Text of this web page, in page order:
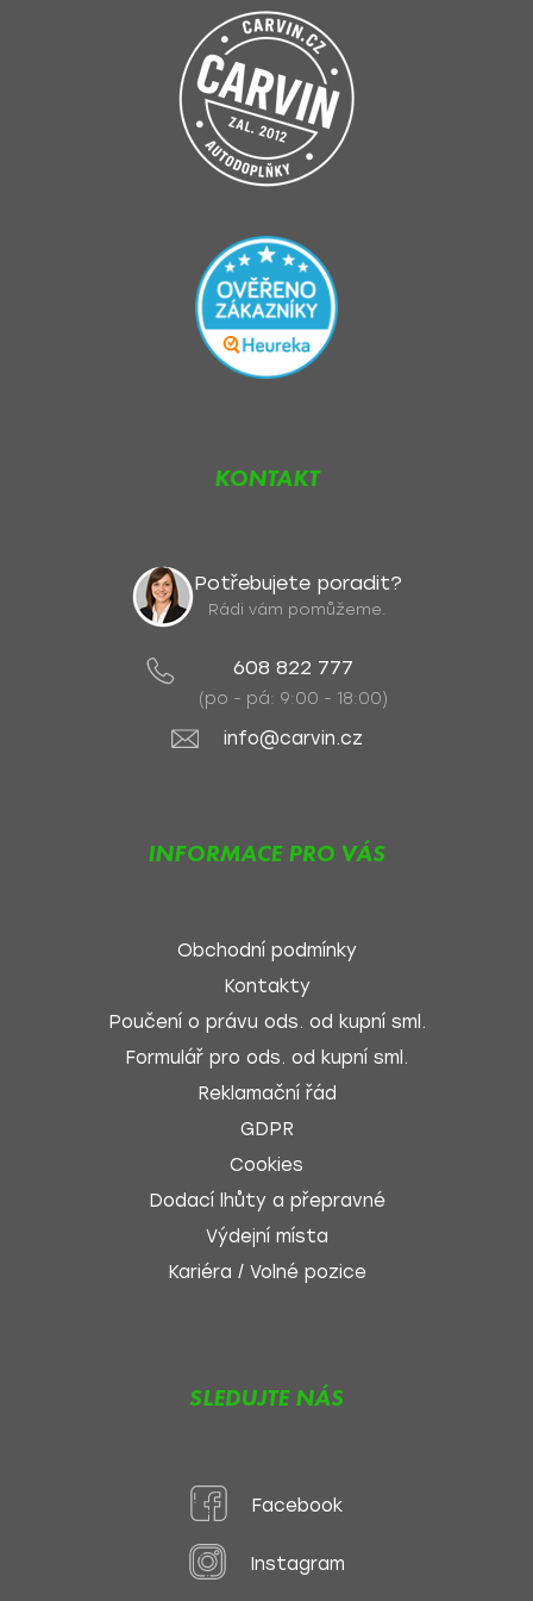
KONTAKT
Potřebujete poradit?
Rádi vám pomůžeme.
608 822 777
(po - pá: 9:00 - 18:00)
info@carvin.cz
INFORMACE PRO VÁS
Obchodní podmínky
Kontakty
Poučení o právu ods. od kupní sml.
Formulář pro ods. od kupní sml.
Reklamační řád
GDPR
Cookies
Dodací lhůty a přepravné
Výdejní místa
Kariéra / Volné pozice
SLEDUJTE NÁS
Facebook
Instagram